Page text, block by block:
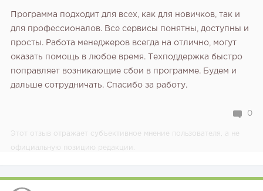
Программа подходит для всех, как для новичков, так и
для профессионалов. Все сервисы понятны, доступны и
просты. Работа менеджеров всегда на отлично, могут
оказать помощь в любое время. Техподдержка быстро
поправляет возникающие сбои в программе. Будем и
дальше сотрудничать. Спасибо за работу.
0
Этот отзыв отражает субъективное мнение пользователя, а не
официальную позицию редакции.